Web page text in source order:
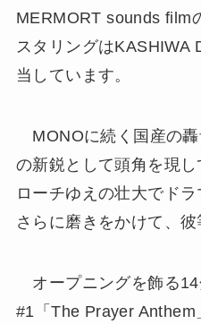
MERMORT sounds film
スタリングはKASHIWA
当しています。
MONOに続く国産の
の新鋭として頭角を現
ローチゆえの壮大でド
さらに磨きをかけて、彼
オープニングを飾る14
#1「The Prayer Anthem